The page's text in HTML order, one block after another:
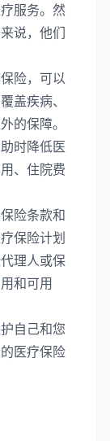
服务。然
说，他们
险，可以
盖疾病、
的保障。
时降低医
、住院费
险条款和
保险计划
理人或保
和可用
自己和您
医疗保险